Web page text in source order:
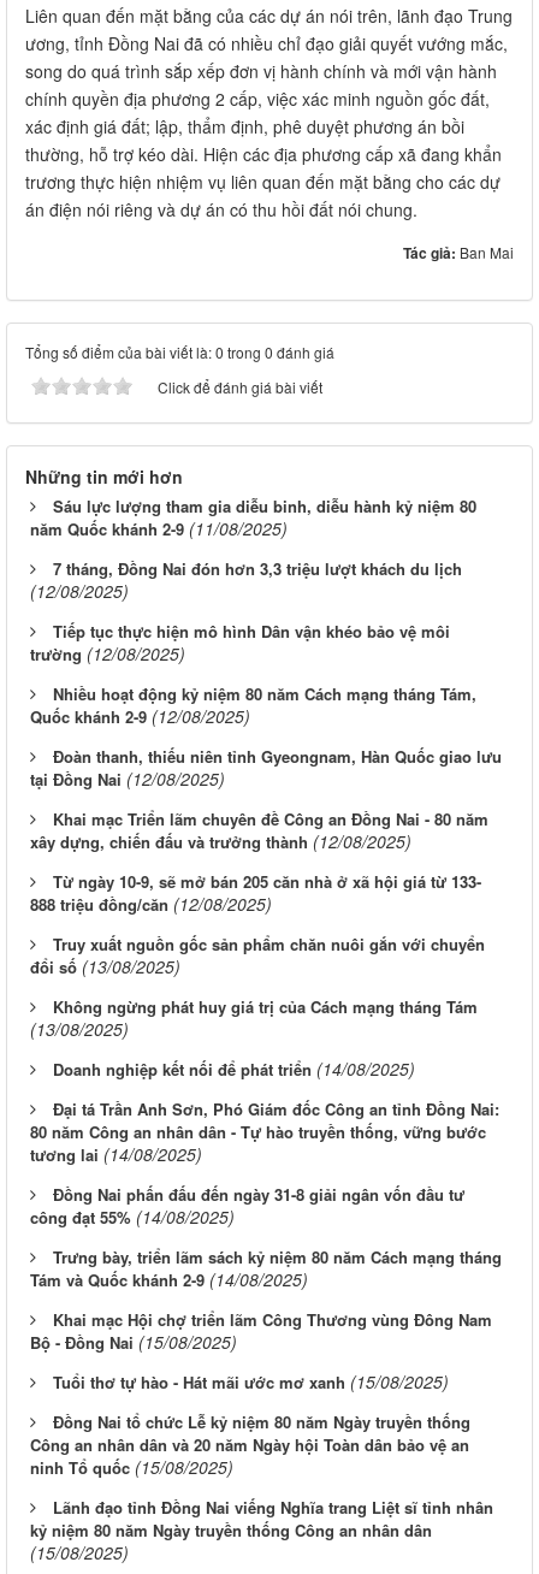
Liên quan đến mặt bằng của các dự án nói trên, lãnh đạo Trung
ương, tỉnh Đồng Nai đã có nhiều chỉ đạo giải quyết vướng mắc,
song do quá trình sắp xếp đơn vị hành chính và mới vận hành
chính quyền địa phương 2 cấp, việc xác minh nguồn gốc đất,
xác định giá đất; lập, thẩm định, phê duyệt phương án bồi
thường, hỗ trợ kéo dài. Hiện các địa phương cấp xã đang khẩn
trương thực hiện nhiệm vụ liên quan đến mặt bằng cho các dự
án điện nói riêng và dự án có thu hồi đất nói chung.
Tác giả: Ban Mai
Tổng số điểm của bài viết là: 0 trong 0 đánh giá
Click để đánh giá bài viết
Những tin mới hơn
Sáu lực lượng tham gia diễu binh, diễu hành kỷ niệm 80
năm Quốc khánh 2-9 (11/08/2025)
7 tháng, Đồng Nai đón hơn 3,3 triệu lượt khách du lịch
(12/08/2025)
Tiếp tục thực hiện mô hình Dân vận khéo bảo vệ môi
trường (12/08/2025)
Nhiều hoạt động kỷ niệm 80 năm Cách mạng tháng Tám,
Quốc khánh 2-9 (12/08/2025)
Đoàn thanh, thiếu niên tỉnh Gyeongnam, Hàn Quốc giao lưu
tại Đồng Nai (12/08/2025)
Khai mạc Triển lãm chuyên đề Công an Đồng Nai - 80 năm
xây dựng, chiến đấu và trưởng thành (12/08/2025)
Từ ngày 10-9, sẽ mở bán 205 căn nhà ở xã hội giá từ 133-
888 triệu đồng/căn (12/08/2025)
Truy xuất nguồn gốc sản phẩm chăn nuôi gắn với chuyển
đổi số (13/08/2025)
Không ngừng phát huy giá trị của Cách mạng tháng Tám
(13/08/2025)
Doanh nghiệp kết nối để phát triển (14/08/2025)
Đại tá Trần Anh Sơn, Phó Giám đốc Công an tỉnh Đồng Nai:
80 năm Công an nhân dân - Tự hào truyền thống, vững bước
tương lai (14/08/2025)
Đồng Nai phấn đấu đến ngày 31-8 giải ngân vốn đầu tư
công đạt 55% (14/08/2025)
Trưng bày, triển lãm sách kỷ niệm 80 năm Cách mạng tháng
Tám và Quốc khánh 2-9 (14/08/2025)
Khai mạc Hội chợ triển lãm Công Thương vùng Đông Nam
Bộ - Đồng Nai (15/08/2025)
Tuổi thơ tự hào - Hát mãi ước mơ xanh (15/08/2025)
Đồng Nai tổ chức Lễ kỷ niệm 80 năm Ngày truyền thống
Công an nhân dân và 20 năm Ngày hội Toàn dân bảo vệ an
ninh Tổ quốc (15/08/2025)
Lãnh đạo tỉnh Đồng Nai viếng Nghĩa trang Liệt sĩ tỉnh nhân
kỷ niệm 80 năm Ngày truyền thống Công an nhân dân
(15/08/2025)